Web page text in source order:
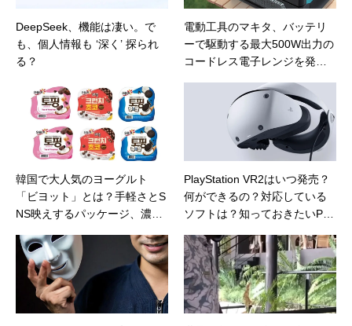
DeepSeek、機能は凄い。で
も、個人情報も ‘深く’ 探られ
る？
電動工具のマキタ、バッテリ
ーで駆動する最大500W出力の
コードレス電子レンジを発
韓国で大人気のヨーグルト
「ビヨット」とは？手軽さとS
NS映えするパッケージ、濃厚
PlayStation VR2はいつ発売？
何ができるの？対応している
ソフトは？知っておきたいPS